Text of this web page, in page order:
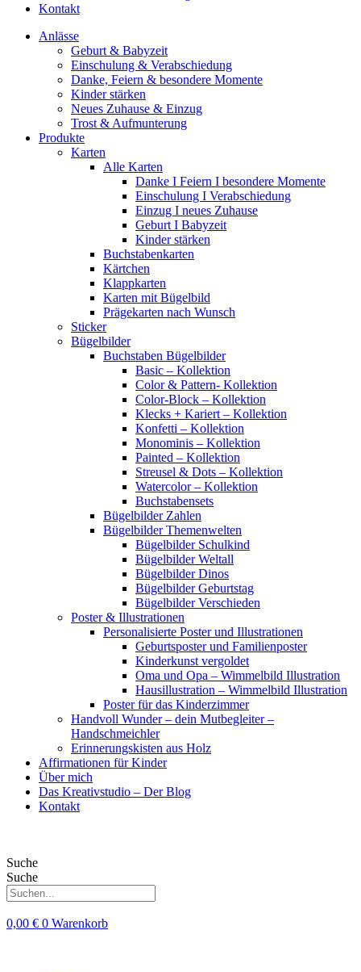
Kontakt
Anlässe
Geburt & Babyzeit
Einschulung & Verabschiedung
Danke, Feiern & besondere Momente
Kinder stärken
Neues Zuhause & Einzug
Trost & Aufmunterung
Produkte
Karten
Alle Karten
Danke I Feiern I besondere Momente
Einschulung I Verabschiedung
Einzug I neues Zuhause
Geburt I Babyzeit
Kinder stärken
Buchstabenkarten
Kärtchen
Klappkarten
Karten mit Bügelbild
Prägekarten nach Wunsch
Sticker
Bügelbilder
Buchstaben Bügelbilder
Basic – Kollektion
Color & Pattern- Kollektion
Color-Block – Kollektion
Klecks + Kariert – Kollektion
Konfetti – Kollektion
Monominis – Kollektion
Painted – Kollektion
Streusel & Dots – Kollektion
Watercolor – Kollektion
Buchstabensets
Bügelbilder Zahlen
Bügelbilder Themenwelten
Bügelbilder Schulkind
Bügelbilder Weltall
Bügelbilder Dinos
Bügelbilder Geburtstag
Bügelbilder Verschieden
Poster & Illustrationen
Personalisierte Poster und Illustrationen
Geburtsposter und Familienposter
Kinderkunst vergoldet
Oma und Opa – Wimmelbild Illustration
Hausillustration – Wimmelbild Illustration
Poster für das Kinderzimmer
Handvoll Wunder – dein Mutbegleiter –
Handschmeichler
Erinnerungskisten aus Holz
Affirmationen für Kinder
Über mich
Das Kreativstudio – Der Blog
Kontakt
Suche
Suche
0,00 € 0 Warenkorb